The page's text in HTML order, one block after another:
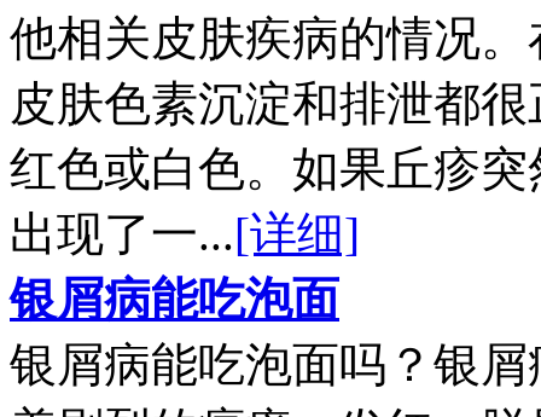
他相关皮肤疾病的情况
皮肤色素沉淀和排泄都
红色或白色。如果丘疹
出现了一...[详细]
银屑病能吃泡面
银屑病能吃泡面吗？银